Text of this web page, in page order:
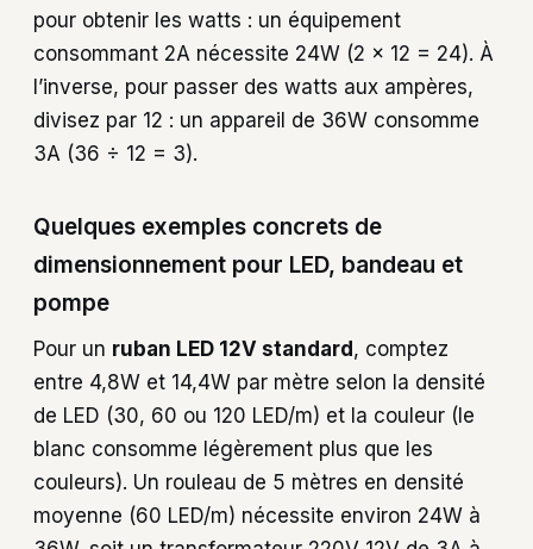
pour obtenir les watts : un équipement
consommant 2A nécessite 24W (2 × 12 = 24). À
l’inverse, pour passer des watts aux ampères,
divisez par 12 : un appareil de 36W consomme
3A (36 ÷ 12 = 3).
Quelques exemples concrets de
dimensionnement pour LED, bandeau et
pompe
Pour un ruban LED 12V standard, comptez
entre 4,8W et 14,4W par mètre selon la densité
de LED (30, 60 ou 120 LED/m) et la couleur (le
blanc consomme légèrement plus que les
couleurs). Un rouleau de 5 mètres en densité
moyenne (60 LED/m) nécessite environ 24W à